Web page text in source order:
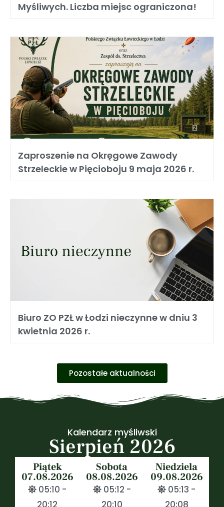
Myśliwych. Liczba miejsc ograniczona!
Zaproszenie na Okręgowe Zawody
Strzeleckie w Pięcioboju 9 maja 2026 r.
Biuro ZO PZŁ w Łodzi nieczynne w dniu 3
kwietnia 2026 r.
Pozostałe aktualności
Kalendarz myśliwski
Sierpień 2026
Piątek
07.08.2026
05:10 -
20:12
Sobota
08.08.2026
05:12 -
20:10
Niedziela
09.08.2026
05:13 -
20:08